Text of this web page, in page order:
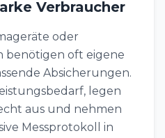
Verbraucher
oder
benötigen oft eigene
Absicherungen.
legen
aus und nehmen
Messprotokoll in